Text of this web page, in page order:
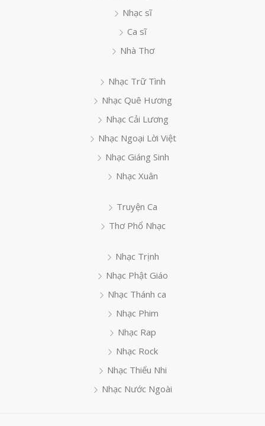
Nhạc sĩ
Ca sĩ
Nhà Thơ
Nhạc Trữ Tình
Nhạc Quê Hương
Nhạc Cải Lương
Nhạc Ngoại Lời Việt
Nhạc Giáng Sinh
Nhạc Xuân
Truyện Ca
Thơ Phổ Nhạc
Nhạc Trịnh
Nhạc Phật Giáo
Nhạc Thánh ca
Nhạc Phim
Nhạc Rap
Nhạc Rock
Nhạc Thiếu Nhi
Nhạc Nước Ngoài